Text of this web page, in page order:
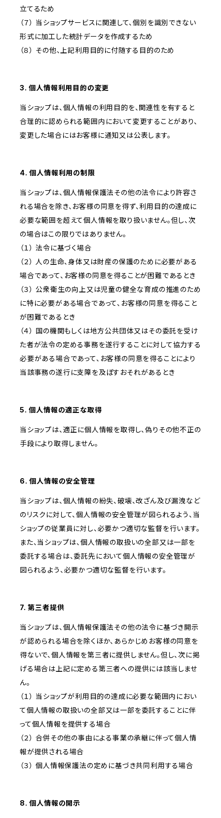
立てるため
（７） 当ショップサービスに関連して、個別を識別できない
形式に加工した統計データを作成するため
（８） その他、上記利用目的に付随する目的のため
3. 個人情報利用目的の変更
当ショップは、個人情報の利用目的を、関連性を有すると
合理的に認められる範囲内において変更することがあり、
変更した場合にはお客様に通知又は公表します。
4. 個人情報利用の制限
当ショップは、個人情報保護法その他の法令により許容さ
れる場合を除き、お客様の同意を得ず、利用目的の達成に
必要な範囲を超えて個人情報を取り扱いません。但し、次
の場合はこの限りではありません。
（１） 法令に基づく場合
（２） 人の生命、身体又は財産の保護のために必要がある
場合であって、お客様の同意を得ることが困難であるとき
（３） 公衆衛生の向上又は児童の健全な育成の推進のため
に特に必要がある場合であって、お客様の同意を得ること
が困難であるとき
（４） 国の機関もしくは地方公共団体又はその委託を受け
た者が法令の定める事務を遂行することに対して協力する
必要がある場合であって、お客様の同意を得ることにより
当該事務の遂行に支障を及ぼすおそれがあるとき
5. 個人情報の適正な取得
当ショップは、適正に個人情報を取得し、偽りその他不正の
手段により取得しません。
6. 個人情報の安全管理
当ショップは、個人情報の紛失、破壊、改ざん及び漏洩など
のリスクに対して、個人情報の安全管理が図られるよう、当
ショップの従業員に対し、必要かつ適切な監督を行います。
また、当ショップは、個人情報の取扱いの全部又は一部を
委託する場合は、委託先において個人情報の安全管理が
図られるよう、必要かつ適切な監督を行います。
7. 第三者提供
当ショップは、個人情報保護法その他の法令に基づき開示
が認められる場合を除くほか、あらかじめお客様の同意を
得ないで、個人情報を第三者に提供しません。但し、次に掲
げる場合は上記に定める第三者への提供には該当しませ
ん。
（１） 当ショップが利用目的の達成に必要な範囲内におい
て個人情報の取扱いの全部又は一部を委託することに伴
って個人情報を提供する場合
（２） 合併その他の事由による事業の承継に伴って個人情
報が提供される場合
（３） 個人情報保護法の定めに基づき共同利用する場合
8. 個人情報の開示